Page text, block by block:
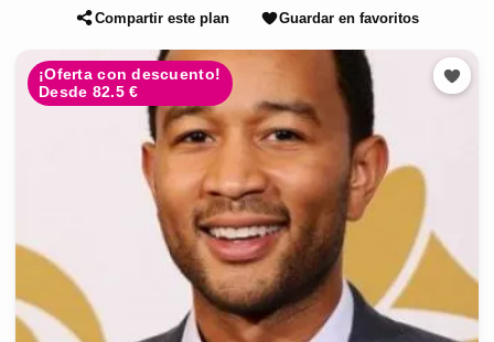
Compartir este plan Guardar en favoritos
¡Oferta con descuento!
Desde 82.5 €